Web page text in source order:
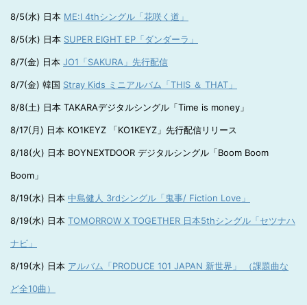
8/5(水) 日本 ME:I 4thシングル「花咲く道」
8/5(水) 日本 SUPER EIGHT EP「ダンダーラ」
8/7(金) 日本 JO1「SAKURA」先行配信
8/7(金) 韓国 Stray Kids ミニアルバム「THIS ＆ THAT」
8/8(土) 日本 TAKARAデジタルシングル「Time is money」
8/17(月) 日本 KO1KEYZ 「KO1KEYZ」先行配信リリース
8/18(火) 日本 BOYNEXTDOOR デジタルシングル「Boom Boom
Boom」
8/19(水) 日本 中島健人 3rdシングル「鬼事/ Fiction Love」
8/19(水) 日本 TOMORROW X TOGETHER 日本5thシングル「セツナハ
ナビ」
8/19(水) 日本 アルバム「PRODUCE 101 JAPAN 新世界」 （課題曲な
ど全10曲）